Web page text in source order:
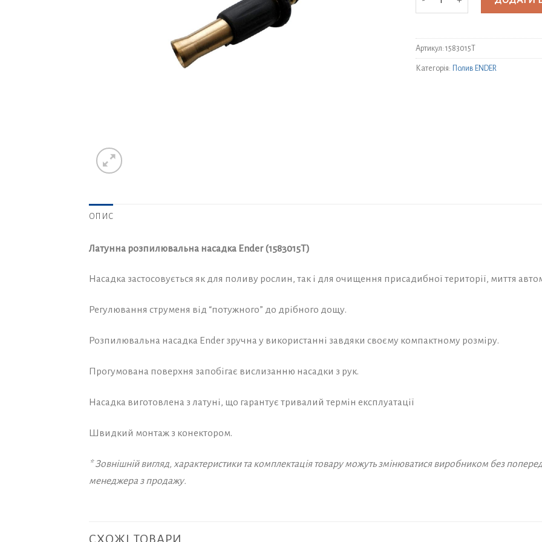
Артикул: 1583015Т
Категорія: Полив ENDER
ОПИС
Латунна розпилювальна насадка Ender (1583015Т)
Насадка застосовується як для поливу рослин, так і для очищення присадибної території, миття
Регулювання струменя від “потужного” до дрібного дощу.
Розпилювальна насадка Ender зручна у використанні завдяки своєму компактному розміру.
Прогумована поверхня запобігає вислизанню насадки з рук.
Насадка виготовлена з латуні, що гарантує тривалий термін експлуатації
Швидкий монтаж з конектором.
* Зовнішній вигляд, характеристики та комплектація товару можуть змінюватися виробником без
менеджера з продажу.
СХОЖІ ТОВАРИ